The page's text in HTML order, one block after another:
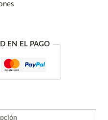
EN EL PAGO